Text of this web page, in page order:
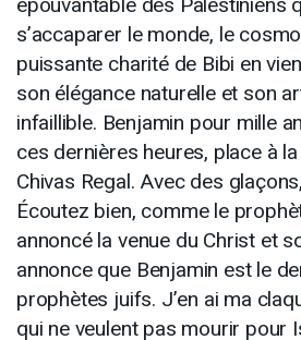
s’accaparer le monde, le
puissante charité de Bibi en
son élégance naturelle et son
infaillible. Benjamin pour mille
ces dernières heures, place à
Chivas Regal. Avec des
Écoutez bien, comme le
annoncé la venue du Christ et
annonce que Benjamin est le
prophètes juifs. J’en ai ma
qui ne veulent pas mourir pour